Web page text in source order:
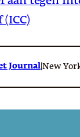
Journal New